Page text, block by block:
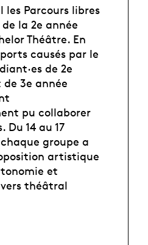
les Parcours libres
la 2e année
Théâtre. En
causés par le
de 2e
3e année
pu collaborer
Du 14 au 17
groupe a
artistique
et
théâtral